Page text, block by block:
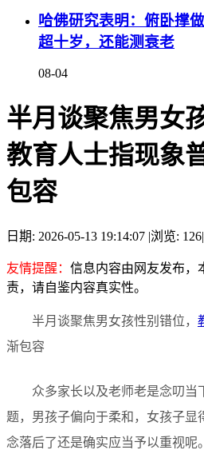
哈佛研究表明：俯卧撑
超十岁，还能测衰老
08-04
半月谈聚焦男女
教育人士指现象
包容
日期: 2026-05-13 19:14:07 |浏览: 126|
友情提醒： 信息内容由网友发布，
责，请自鉴内容真实性。
半月谈聚焦男女孩性别错位，
渐包容
众多家长以及老师老是念叨当
题，男孩子偏向于柔和，女孩子显
念落后了还是确实应当予以重视呢